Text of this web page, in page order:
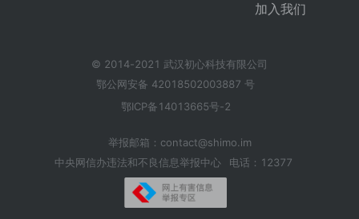
加入我们
© 2014-2021 武汉初心科技有限公司
鄂公网安备 42018502003887 号
鄂ICP备14013665号-2
举报邮箱：contact@shimo.im
中央网信办违法和不良信息举报中心
电话：12377